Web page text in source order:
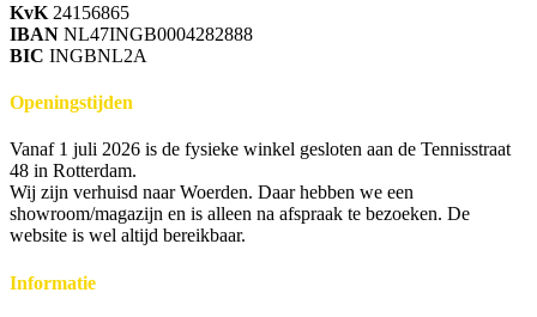
KvK 24156865
IBAN NL47INGB0004282888
BIC INGBNL2A
Openingstijden
Vanaf 1 juli 2026 is de fysieke winkel gesloten aan de Tennisstraat
48 in Rotterdam.
Wij zijn verhuisd naar Woerden. Daar hebben we een
showroom/magazijn en is alleen na afspraak te bezoeken. De
website is wel altijd bereikbaar.
Informatie